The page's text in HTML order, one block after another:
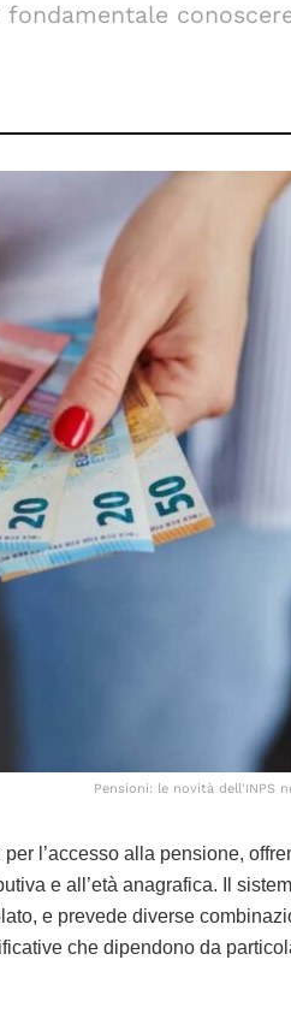
Pensioni: le novità dell'INPS
per l’accesso alla pensione,
e all’età anagrafica. Il
e prevede diverse
che dipendono da